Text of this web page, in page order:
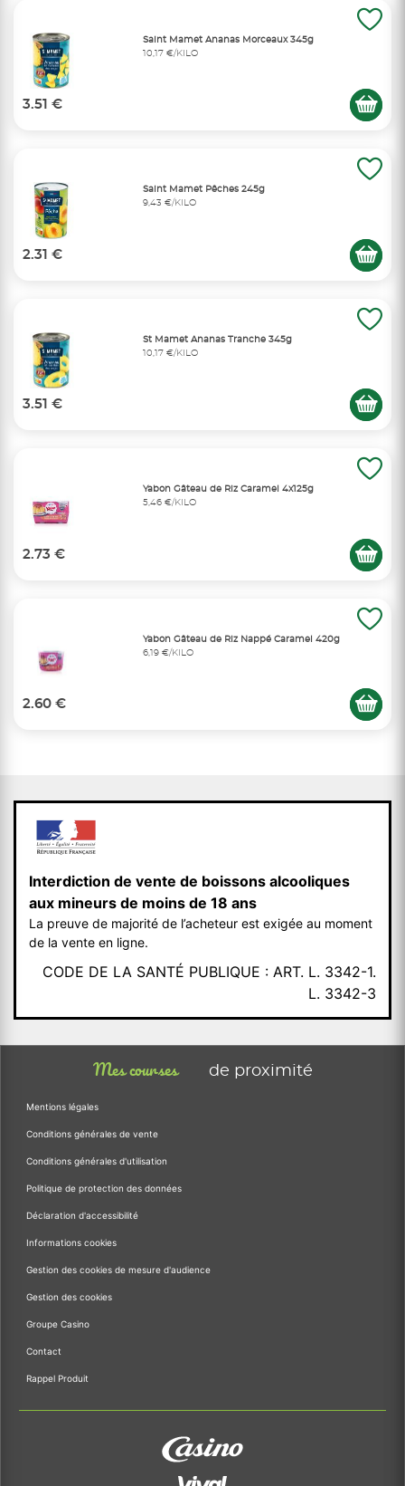
Saint Mamet Ananas Morceaux 345g
10,17 €/KILO
3.51 €
Saint Mamet Pêches 245g
9,43 €/KILO
2.31 €
St Mamet Ananas Tranche 345g
10,17 €/KILO
3.51 €
Yabon Gâteau de Riz Caramel 4x125g
5,46 €/KILO
2.73 €
Yabon Gâteau de Riz Nappé Caramel 420g
6,19 €/KILO
2.60 €
Interdiction de vente de boissons alcooliques
aux mineurs de moins de 18 ans
La preuve de majorité de l’acheteur est exigée au moment
de la vente en ligne.
CODE DE LA SANTÉ PUBLIQUE : ART. L. 3342-1.
L. 3342-3
Mes courses de proximité
Mentions légales
Conditions générales de vente
Conditions générales d'utilisation
Politique de protection des données
Déclaration d'accessibilité
Informations cookies
Gestion des cookies de mesure d'audience
Gestion des cookies
Groupe Casino
Contact
Rappel Produit